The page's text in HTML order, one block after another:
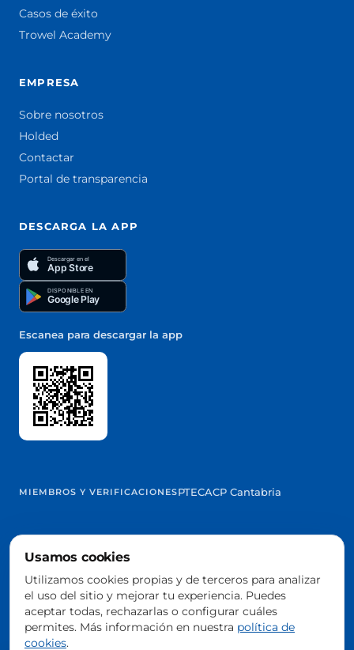
Casos de éxito
Trowel Academy
EMPRESA
Sobre nosotros
Holded
Contactar
Portal de transparencia
DESCARGA LA APP
Descargar en el
App Store
DISPONIBLE EN
Google Play
Escanea para descargar la app
MIEMBROS Y VERIFICACIONESPTECACP Cantabria
@2026 Trowelapp
Aviso legalTérminos y condicionesPrivacidadCookies
Configurar cookies
Hecho con ❤️ desde Cantabria, España
Usamos cookies
Utilizamos cookies propias y de terceros para analizar
el uso del sitio y mejorar tu experiencia. Puedes
aceptar todas, rechazarlas o configurar cuáles
permites. Más información en nuestra política de
cookies.